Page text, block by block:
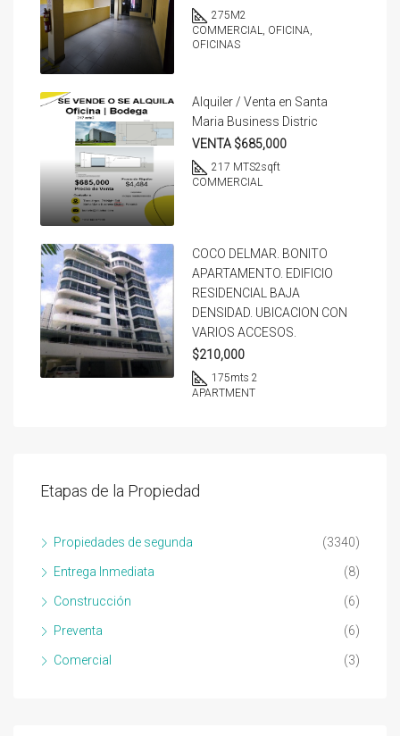
275M2
COMMERCIAL, OFICINA,
OFICINAS
Alquiler / Venta en Santa
Maria Business Distric
VENTA $685,000
217 MTS2sqft
COMMERCIAL
COCO DELMAR. BONITO
APARTAMENTO. EDIFICIO
RESIDENCIAL BAJA
DENSIDAD. UBICACION CON
VARIOS ACCESOS.
$210,000
175mts 2
APARTMENT
Etapas de la Propiedad
Propiedades de segunda (3340)
Entrega Inmediata (8)
Construcción (6)
Preventa (6)
Comercial (3)